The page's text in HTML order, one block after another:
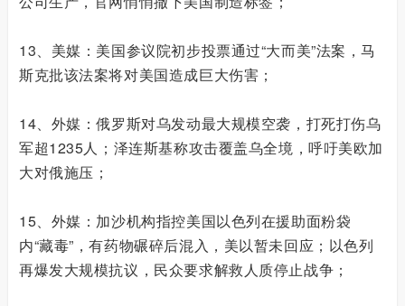
13、美媒：美国参议院初步投票通过“大而美”法案，马
斯克批该法案将对美国造成巨大伤害；
14、外媒：俄罗斯对乌发动最大规模空袭，打死打伤乌
军超1235人；泽连斯基称攻击覆盖乌全境，呼吁美欧加
大对俄施压；
15、外媒：加沙机构指控美国以色列在援助面粉袋
内“藏毒”，有药物碾碎后混入，美以暂未回应；以色列
再爆发大规模抗议，民众要求解救人质停止战争；